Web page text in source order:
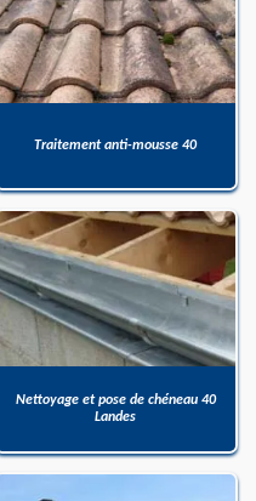
Traitement anti-mousse 40
Nettoyage et pose de chéneau 40
Landes